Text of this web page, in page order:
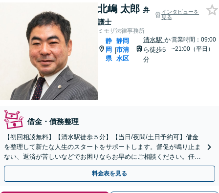
北嶋 太郎 弁
護士
インタビューを
見る
ミモザ法律事務所
静
岡
県
|
静岡
市清
水区
清水駅 か
ら徒歩5
分
営業時間：09:00
~21:00（平日）
借金・債務整理
【初回相談無料】【清水駅徒歩５分】【当日/夜間/土日予約可】借金
を整理して新たな人生のスタートをサポートします。督促が鳴り止ま
ない、返済が苦しいなどでお困りならお早めにご相談ください。任意
整理・個人再生・個人/法人破産などにより解決します。
料金表を見る